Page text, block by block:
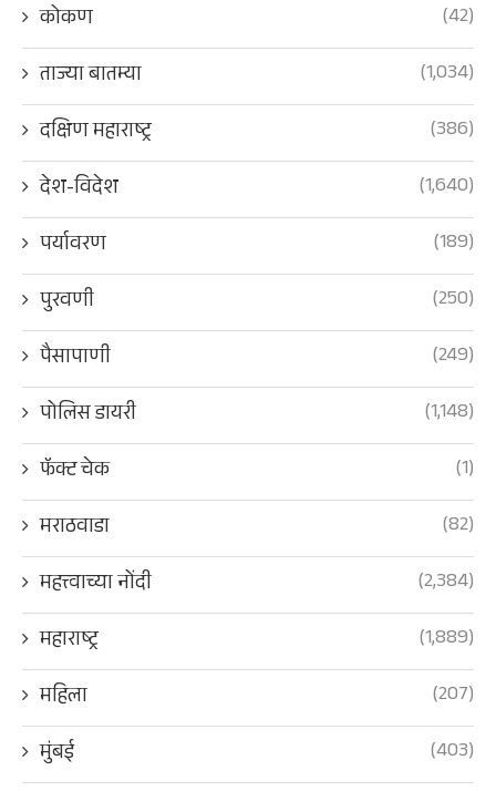
कोकण
(42)
ताज्या बातम्या
(1,034)
दक्षिण महाराष्ट्र
(386)
देश-विदेश
(1,640)
पर्यावरण
(189)
पुरवणी
(250)
पैसापाणी
(249)
पोलिस डायरी
(1,148)
फॅक्ट चेक
(1)
मराठवाडा
(82)
महत्त्वाच्या नोंदी
(2,384)
महाराष्ट्र
(1,889)
महिला
(207)
मुंबई
(403)